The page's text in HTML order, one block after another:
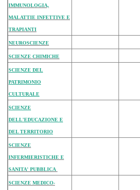
IMMUNOLOGIA,
MALATTIE INFETTIVE E
TRAPIANTI
NEUROSCIENZE
SCIENZE CHIMICHE
SCIENZE DEL
PATRIMONIO
CULTURALE
SCIENZE
DELL'EDUCAZIONE E
DEL TERRITORIO
SCIENZE
INFERMIERISTICHE E
SANITA' PUBBLICA
SCIENZE MEDICO-